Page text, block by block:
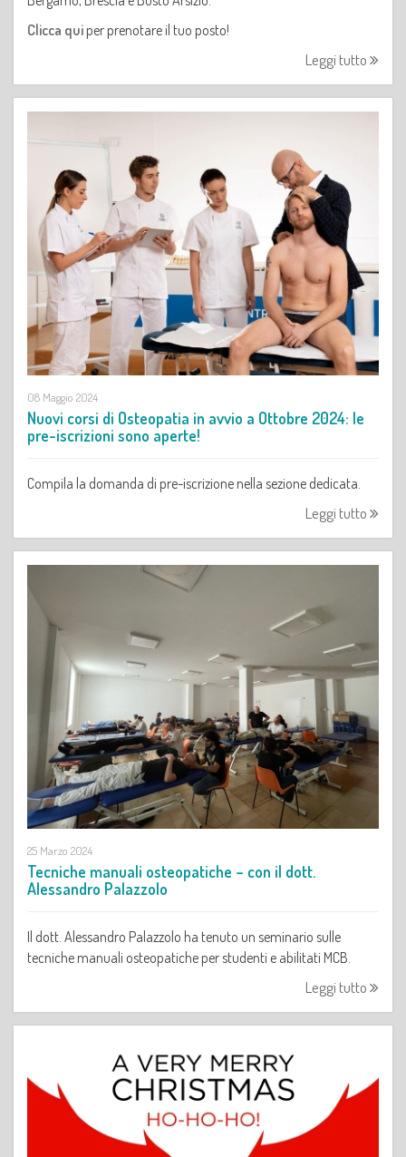
Clicca quiper prenotare il tuo posto!
Leggi tutto
08 Maggio 2024
Nuovi corsi di Osteopatia in avvio a Ottobre 2024: le
pre-iscrizioni sono aperte!
Compila la domanda di pre-iscrizione nella sezione dedicata.
Leggi tutto
25 Marzo 2024
Tecniche manuali osteopatiche – con il dott.
Alessandro Palazzolo
Il dott. Alessandro Palazzolo ha tenuto un seminario sulle
tecniche manuali osteopatiche per studenti e abilitati MCB.
Leggi tutto